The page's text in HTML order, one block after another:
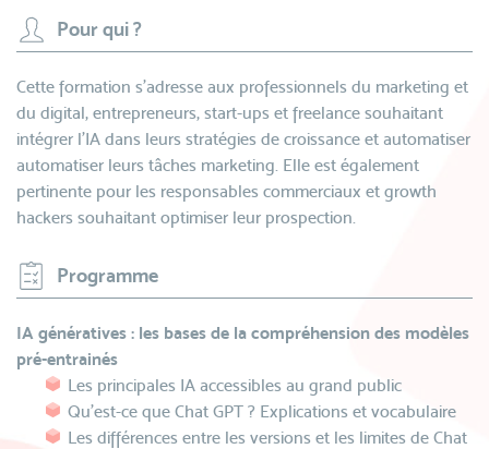
Pour qui ?
Cette formation s’adresse aux professionnels du marketing et
du digital, entrepreneurs, start-ups et freelance souhaitant
intégrer l’IA dans leurs stratégies de croissance et automatiser
automatiser leurs tâches marketing. Elle est également
pertinente pour les responsables commerciaux et growth
hackers souhaitant optimiser leur prospection.
Programme
IA génératives : les bases de la compréhension des modèles
pré-entrainés
Les principales IA accessibles au grand public
Qu’est-ce que Chat GPT ? Explications et vocabulaire
Les différences entre les versions et les limites de Chat